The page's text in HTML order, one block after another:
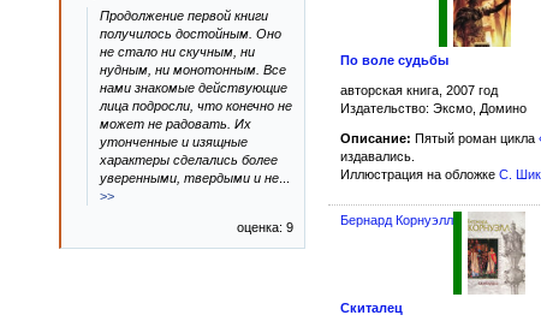
По воле судьбы
авторская книга, 2007 год
Издательство: Эксмо, Домино
Описание: Пятый роман цикла
издавались.
Иллюстрация на обложке С.
Бернард Корнуэлл
Скиталец
Продолжение первой книги
получилось достойным. Оно
не стало ни скучным, ни
нудным, ни монотонным. Все
нами знакомые действующие
лица подросли, что конечно не
может не радовать. Их
утонченные и изящные
характеры сделались более
уверенными, твердыми и не
>>
оценка: 9